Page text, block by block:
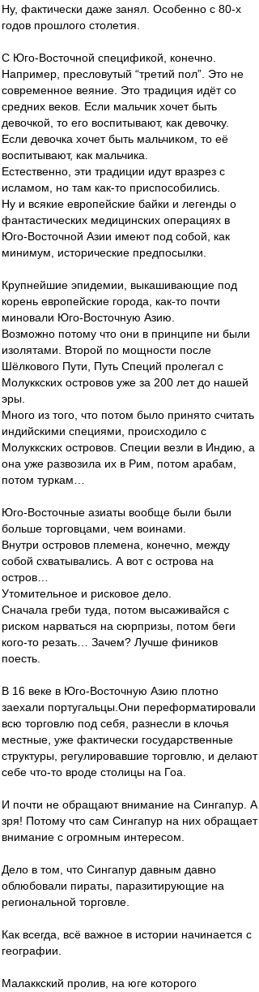
Ну, фактически даже занял. Особенно с 80-х
годов прошлого столетия.
С Юго-Восточной спецификой, конечно.
Например, пресловутый “третий пол”. Это не
современное веяние. Это традиция идёт со
средних веков. Если мальчик хочет быть
девочкой, то его воспитывают, как девочку.
Если девочка хочет быть мальчиком, то её
воспитывают, как мальчика.
Естественно, эти традиции идут вразрез с
исламом, но там как-то приспособились.
Ну и всякие европейские байки и легенды о
фантастических медицинских операциях в
Юго-Восточной Азии имеют под собой, как
минимум, исторические предпосылки.
Крупнейшие эпидемии, выкашивающие под
корень европейские города, как-то почти
миновали Юго-Восточную Азию.
Возможно потому что они в принципе ни были
изолятами. Второй по мощности после
Шёлкового Пути, Путь Специй пролегал с
Молуккских островов уже за 200 лет до нашей
эры.
Много из того, что потом было принято считать
индийскими специями, происходило с
Молуккских островов. Специи везли в Индию, а
она уже развозила их в Рим, потом арабам,
потом туркам…
Юго-Восточные азиаты вообще были были
больше торговцами, чем воинами.
Внутри островов племена, конечно, между
собой схватывались. А вот с острова на
остров…
Утомительное и рисковое дело.
Сначала греби туда, потом высаживайся с
риском нарваться на сюрпризы, потом беги
кого-то резать… Зачем? Лучше фиников
поесть.
В 16 веке в Юго-Восточную Азию плотно
заехали португальцы.Они переформатировали
всю торговлю под себя, разнесли в клочья
местные, уже фактически государственные
структуры, регулировавшие торговлю, и делают
себе что-то вроде столицы на Гоа.
И почти не обращают внимание на Сингапур. А
зря! Потому что сам Сингапур на них обращает
внимание с огромным интересом.
Дело в том, что Сингапур давным давно
облюбовали пираты, паразитирующие на
региональной торговле.
Как всегда, всё важное в истории начинается с
географии.
Малаккский пролив, на юге которого